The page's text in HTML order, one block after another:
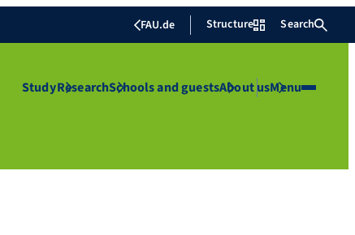
FAU.de Structure Search
StudyResearchSchools and guestsAbout usMenu